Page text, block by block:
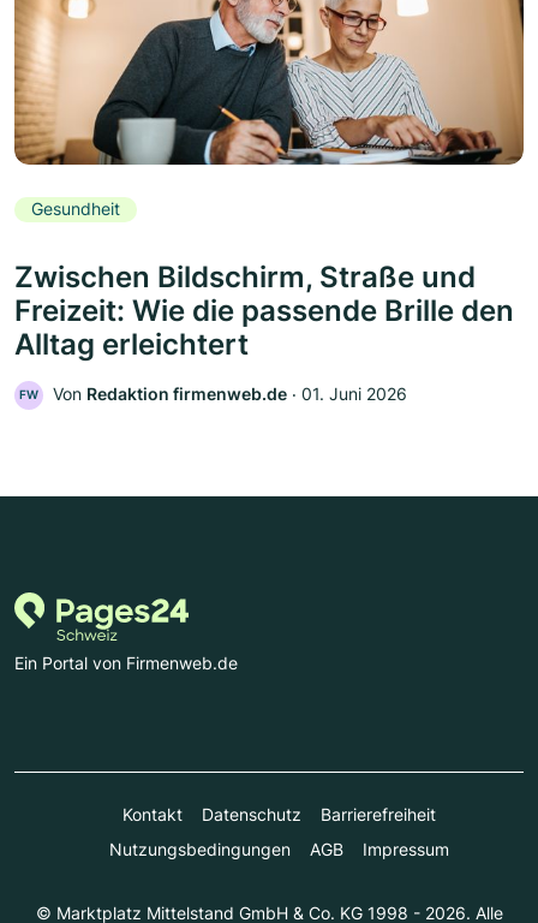
Gesundheit
Zwischen Bildschirm, Straße und
Freizeit: Wie die passende Brille den
Alltag erleichtert
FW Von Redaktion firmenweb.de ‧ 01. Juni 2026
Ein Portal von Firmenweb.de
Kontakt Datenschutz
Barrierefreiheit
Nutzungsbedingungen
AGB Impressum
© Marktplatz Mittelstand GmbH & Co. KG 1998 - 2026. Alle